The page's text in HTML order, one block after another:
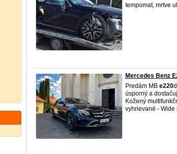
tempomat, mrtve
Mercedes Benz
Predám MB e220d
úsporný a
Kožený
vyhrievané - Wide